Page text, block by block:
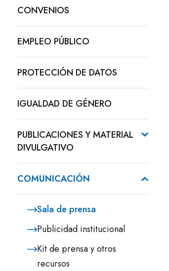
CONVENIOS
EMPLEO PÚBLICO
PROTECCIÓN DE DATOS
IGUALDAD DE GÉNERO
PUBLICACIONES Y MATERIAL
DIVULGATIVO
COMUNICACIÓN
Sala de prensa
Publicidad institucional
Kit de prensa y otros
recursos